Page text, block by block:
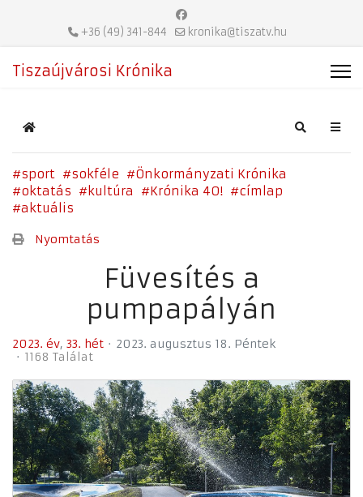
+36 (49) 341-844 kronika@tiszatv.hu
Tiszaújvárosi Krónika
Home Search
sport sokféle
Önkormányzati Krónika
oktatás
kultúra Krónika 40!
címlap
aktuális
Nyomtatás
Füvesítés a
pumpapályán
2023. év 33. hét
2023. augusztus 18. Péntek
1168 Találat